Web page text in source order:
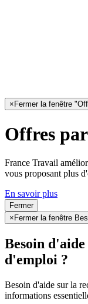
× Fermer la fenêtre
Offres
France Travail
vous proposant plus
En savoir plus
Fermer
× Fermer la fenêtre
Besoin
d'emploi ?
Besoin d'aide sur la
informations